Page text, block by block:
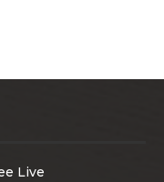
Live